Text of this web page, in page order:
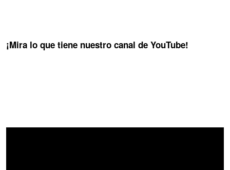
¡Mira lo que tiene nuestro canal de YouTube!